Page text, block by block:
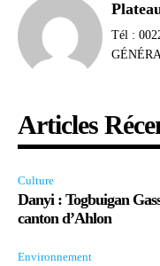
Tél :
Articles
Culture
Danyi : Togbuigan
canton d’Ahlon
Environnement